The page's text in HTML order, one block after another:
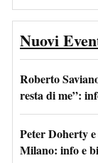
Nuovi
Roberto
resta di me”:
Peter Doherty
Milano: info e